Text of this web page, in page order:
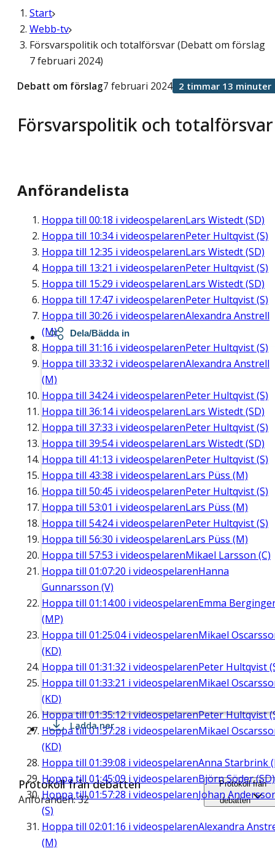
Start
Webb-tv
Försvarspolitik och totalförsvar (Debatt om förslag
7 februari 2024)
Försvarspolitik och totalförsvar
Debatt om förslag7 februari 2024 2 timmar 13 minuter
Anförandelista
Hoppa till 00:18 i videospelarenLars Wistedt (SD)
Hoppa till 10:34i videospelarenPeter Hultqvist (S)
Hoppa till 12:35 i videospelarenLars Wistedt (SD)
Hoppa till 13:21 i videospelarenPeter Hultqvist (S)
Hoppa till 15:29 i videospelarenLars Wistedt (SD)
Hoppa till 17:47 i videospelarenPeter Hultqvist (S)
Hoppa till 30:26 i videospelarenAlexandra Anstrell
(M)
Hoppa till 31:16 i videospelarenPeter Hultqvist (S)
Hoppa till 33:32 i videospelarenAlexandra Anstrell
(M)
Hoppa till 34:24i videospelarenPeter Hultqvist (S)
Hoppa till 36:14i videospelarenLars Wistedt (SD)
Hoppa till 37:33 i videospelarenPeter Hultqvist (S)
Hoppa till 39:54i videospelarenLars Wistedt (SD)
Hoppa till 41:13 i videospelarenPeter Hultqvist (S)
Hoppa till 43:38 i videospelarenLars Püss (M)
Hoppa till 50:45 i videospelarenPeter Hultqvist (S)
Hoppa till 53:01 i videospelarenLars Püss (M)
Hoppa till 54:24i videospelarenPeter Hultqvist (S)
Hoppa till 56:30 i videospelarenLars Püss (M)
Hoppa till 57:53 i videospelarenMikael Larsson (C)
Hoppa till 01:07:20 i videospelarenHanna
Gunnarsson (V)
Hoppa till 01:14:00 i videospelarenEmma
(MP)
Hoppa till 01:25:04i videospelarenMikael
(KD)
Hoppa till 01:31:32 i videospelarenPeter Hultqvist
Hoppa till 01:33:21 i videospelarenMikael
(KD)
Hoppa till01:35:12i videospelarenPeter Hultqvist
Hoppa till01:37:28 i videospelarenMikael
(KD)
Hoppa till 01:39:08 i videospelarenAnna Starbrink
Hoppa till 01:45:09 i videospelarenBjörn Söder (SD)
Hoppa till01:57:28 i videospelarenJohan
(S)
Hoppa till 02:01:16 i videospelarenAlexandra
(M)
Dela/Bädda in
Ladda ner
Protokoll från debatten
Anföranden: 32
Protokoll från
debatten